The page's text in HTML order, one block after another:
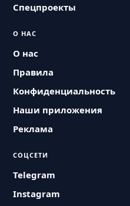
Спецпроекты
О НАС
О нас
Правила
Конфиденциальность
Наши приложения
Реклама
СОЦСЕТИ
Telegram
Instagram